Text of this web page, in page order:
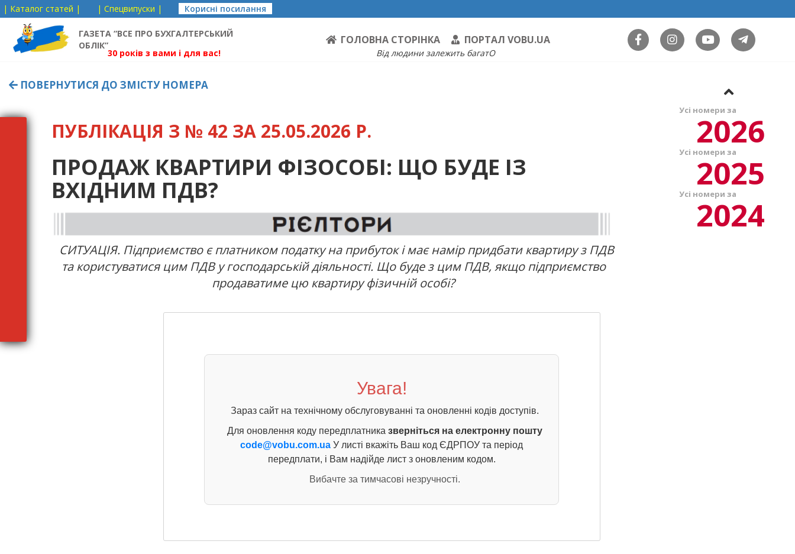
| Каталог статей | | Спецвипуски | Корисні посилання
ГАЗЕТА “ВСЕ ПРО БУХГАЛТЕРСЬКИЙ
ОБЛІК”
ГОЛОВНА СТОРІНКА ПОРТАЛ VOBU.UA
30 років з вами і для вас! Від людини залежить багатО
ПОВЕРНУТИСЯ ДО ЗМІСТУ НОМЕРА
ПУБЛІКАЦІЯ З № 42 ЗА 25.05.2026 Р.
ПРОДАЖ КВАРТИРИ ФІЗОСОБІ: ЩО БУДЕ ІЗ
ВХІДНИМ ПДВ?
СИТУАЦІЯ. Підприємство є платником податку на прибуток і має намір придбати квартиру з ПДВ
та користуватися цим ПДВ у господарській діяльності. Що буде з цим ПДВ, якщо підприємство
продаватиме цю квартиру фізичній особі?
Увага!
Зараз сайт на технічному обслуговуванні та оновленні кодів доступів.
Для оновлення коду передплатника зверніться на електронну пошту
code@vobu.com.ua У листі вкажіть Ваш код ЄДРПОУ та період
передплати, і Вам надійде лист з оновленим кодом.
Вибачте за тимчасові незручності.
Усі номери за
2026
Усі номери за
2025
Усі номери за
2024